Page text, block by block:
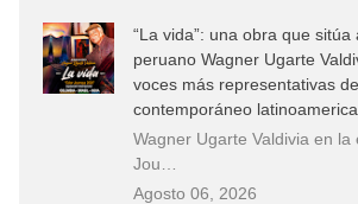
“La vida”: una obra que sitúa
peruano Wagner Ugarte
voces más representativas
contemporáneo
Wagner Ugarte Valdivia en la
Jou…
Agosto 06, 2026